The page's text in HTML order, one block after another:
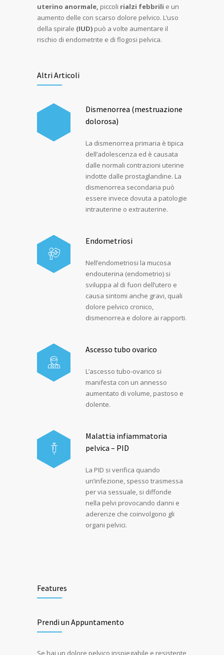
uterino anormale, piccoli rialzi febbrili e un
aumento delle con scarso dolore pelvico. L’uso
della spirale (IUD) può a volte aumentare il
rischio di endometrite e di flogosi pelvica.
Altri Articoli
Dismenorrea (mestruazione
dolorosa)
La dismenorrea primaria è tipica
dell’adolescenza ed è causata
dalle normali contrazioni uterine
indotte dalle prostaglandine. La
dismenorrea secondaria può
essere invece dovuta a patologie
intrauterine o extrauterine.
Endometriosi
Nell’endometriosi la mucosa
endouterina (endometrio) si
sviluppa al di fuori dell’utero e
causa sintomi anche gravi, quali
dolore pelvico cronico,
dismenorrea e dolore ai rapporti.
Ascesso tubo ovarico
L’ascesso tubo-ovarico si
manifesta con un annesso
aumentato di volume, pastoso e
dolente.
Malattia infiammatoria
pelvica – PID
La PID si verifica quando
un’infezione, spesso trasmessa
per via sessuale, si diffonde
nella pelvi provocando danni e
aderenze che coinvolgono gli
organi pelvici.
Features
Prendi un Appuntamento
Se hai un dolore pelvico inspiegabile e resistente